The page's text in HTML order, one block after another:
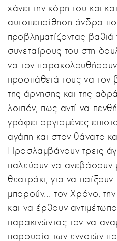
χάνει την κόρη του και
αυτοπεποίθηση άνδρα
προβληματίζοντας βαθιά
συνεταίρους του στη
να τον
προσπάθειά τους να τον
της άρνησης και της
λοιπόν, πως αντί να
γράφει οργισμένες
αγάπη και στον θάνατο
Προσλαμβάνουν τρεις
παλεύουν να ανεβάσουν
θεατράκι, για να παίξουν
μπορούν... τον Χρόνο,
και να έρθουν
παρακινώντας τον να
παρουσία των εννοιών